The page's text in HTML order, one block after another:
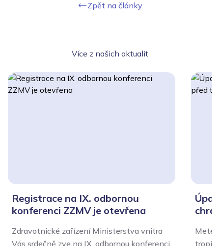
Zpět na články
Více z našich aktualit
Registrace na IX. odbornou
konferenci ZZMV je otevřena
Zdravotnické zařízení Ministerstva vnitra
Vás srdečně zve na IX. odbornou konferenci